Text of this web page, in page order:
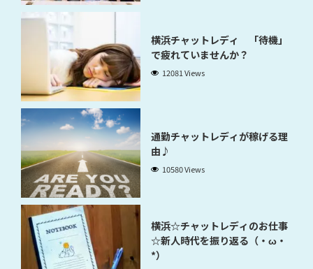
横浜チャットレディ 「待機」
で疲れていませんか？
12081 Views
通勤チャットレディが稼げる理
由♪
10580 Views
横浜☆チャットレディのお仕事
☆新人時代を振り返る（・ω・
*）